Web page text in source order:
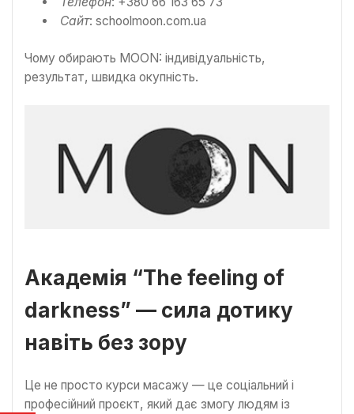
Сайт: schoolmoon.com.ua
Чому обирають MOON: індивідуальність,
результат, швидка окупність.
Академія “The feeling of
darkness” — сила дотику
навіть без зору
Це не просто курси масажу — це соціальний і
професійний проєкт, який дає змогу людям із